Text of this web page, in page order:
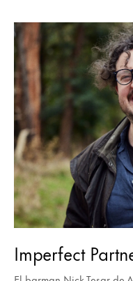
Imperfect